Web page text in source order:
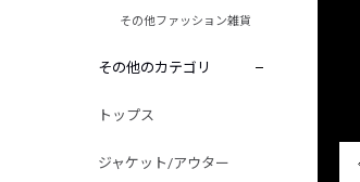
その他ファッション雑貨
その他のカテゴリ
トップス
ジャケット/アウター